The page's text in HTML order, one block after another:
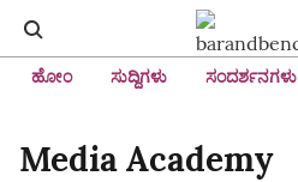
ಹೋಂ ಸುದ್ದಿಗಳು ಸಂದರ್ಶನಗಳು
Media Academy